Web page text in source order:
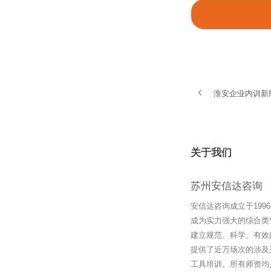
淮安企业内训
关于我们
苏州安信达咨询
安信达咨询成立于
成为实力强大的综合
建立规范、科学、有
提供了近万场次的涉
工具培训。所有师资